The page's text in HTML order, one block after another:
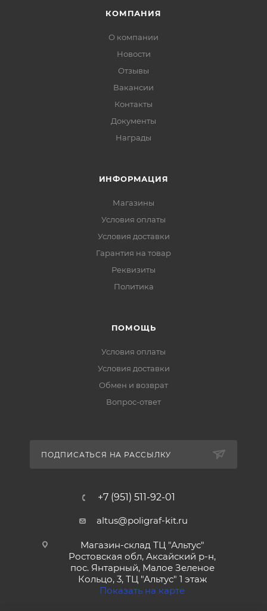
КОМПАНИЯ
О компании
Новости
Отзывы
Вакансии
Контакты
Документы
Награды
ИНФОРМАЦИЯ
Магазины
Условия оплаты
Условия доставки
Гарантия на товар
Реквизиты
Политика
ПОМОЩЬ
Условия оплаты
Условия доставки
Обмен и возврат
Вопрос-ответ
ПОДПИСАТЬСЯ НА РАССЫЛКУ
+7 (951) 511-92-01
altus@poligraf-kit.ru
Магазин-склад ТЦ "Альтус"
Ростовская обл, Аксайский р-н,
пос. Янтарный, Малое Зеленое
Кольцо, 3, ТЦ "Альтус" 1 этаж
Показать на карте